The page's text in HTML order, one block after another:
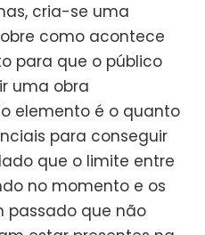
cria-se uma
como acontece
para que o público
uma obra
elemento é o quanto
para conseguir
que o limite entre
no momento e os
passado que não